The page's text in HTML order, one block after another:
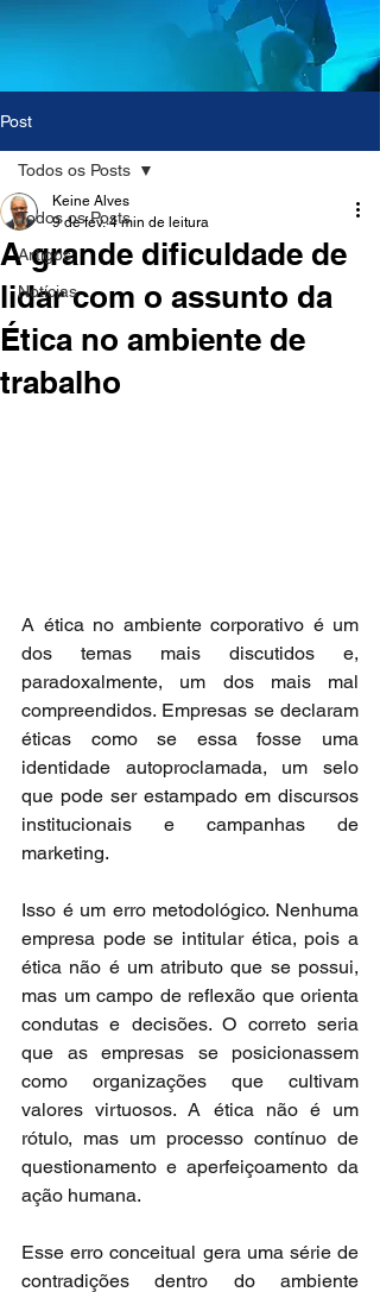
Post
Todos os Posts
Artigos
Notícias
Todos os Posts
A grande dificuldade de
lidar com o assunto da
Ética no ambiente de
trabalho
Keine Alves
9 de fev. 4 min de leitura
A ética no ambiente corporativo é um
dos temas mais discutidos e,
paradoxalmente, um dos mais mal
compreendidos. Empresas se declaram
éticas como se essa fosse uma
identidade autoproclamada, um selo
que pode ser estampado em discursos
institucionais e campanhas de
marketing.
Isso é um erro metodológico. Nenhuma
empresa pode se intitular ética, pois a
ética não é um atributo que se possui,
mas um campo de reflexão que orienta
condutas e decisões. O correto seria
que as empresas se posicionassem
como organizações que cultivam
valores virtuosos. A ética não é um
rótulo, mas um processo contínuo de
questionamento e aperfeiçoamento da
ação humana.
Esse erro conceitual gera uma série de
contradições dentro do ambiente